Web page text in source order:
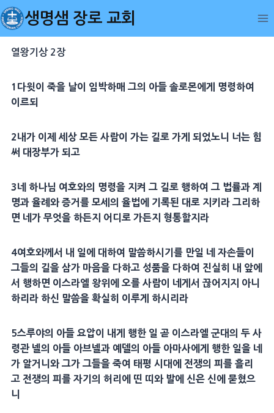
Skip
to
content
생명샘 장로 교회
열왕기상 2장
1 다윗이 죽을 날이 임박하매 그의 아들 솔로몬에게 명령하여
이르되
2내가 이제 세상모든 사람이 가는 길로 가게 되었노니 너는 힘
써 대장부가 되고
3네 하나님 여호와의 명령을 지켜 그 길로 행하여 그 법률과 계
명과 율례 와증거 를 모세 의 율법에 기록된 대로 지키라 그리하
면 네가 무엇을 하든지 어디로 가든지 형통할지라
4여호와께서 내 일에 대하여 말씀하시기를 만일 네 자손들이
그들의 길을 삼가 마음을 다하고 성품을 다하여 진실히 내 앞에
서 행하면 이스라엘 왕위에 오를 사람이 네게서 끊어지지 아니
하리라 하신 말씀을 확실히 이루게 하시리라
5스루야의 아들 요압이 내게 행한 일 곧 이스라엘 군대의 두 사
령관 넬의 아들 아브넬과 예델의 아들 아마사에게 행한 일을 네
가 알거니와 그가 그들을 죽여 태평 시대에 전쟁의 피를 흘리
고 전쟁의 피를 자기의 허리 에 띤 띠와 발에 신은 신에 묻혔으
니